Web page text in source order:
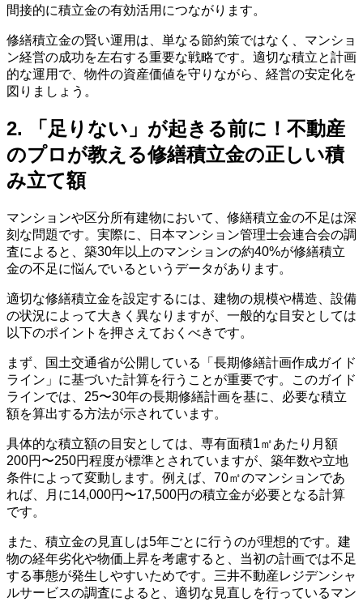
間接的に積立金の有効活用につながります。
修繕積立金の賢い運用は、単なる節約策ではなく、マンショ
ン経営の成功を左右する重要な戦略です。適切な積立と計画
的な運用で、物件の資産価値を守りながら、経営の安定化を
図りましょう。
2. 「足りない」が起きる前に！不動産
のプロが教える修繕積立金の正しい積
み立て額
マンションや区分所有建物において、修繕積立金の不足は深
刻な問題です。実際に、日本マンション管理士会連合会の調
査によると、築30年以上のマンションの約40%が修繕積立
金の不足に悩んでいるというデータがあります。
適切な修繕積立金を設定するには、建物の規模や構造、設備
の状況によって大きく異なりますが、一般的な目安としては
以下のポイントを押さえておくべきです。
まず、国土交通省が公開している「長期修繕計画作成ガイド
ライン」に基づいた計算を行うことが重要です。このガイド
ラインでは、25〜30年の長期修繕計画を基に、必要な積立
額を算出する方法が示されています。
具体的な積立額の目安としては、専有面積1㎡あたり月額
200円〜250円程度が標準とされていますが、築年数や立地
条件によって変動します。例えば、70㎡のマンションであ
れば、月に14,000円〜17,500円の積立金が必要となる計算
です。
また、積立金の見直しは5年ごとに行うのが理想的です。建
物の経年劣化や物価上昇を考慮すると、当初の計画では不足
する事態が発生しやすいためです。三井不動産レジデンシャ
ルサービスの調査によると、適切な見直しを行っているマン